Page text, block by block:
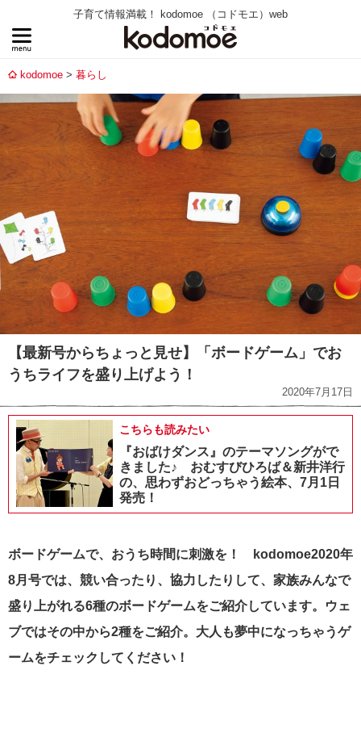
子育て情報満載！ kodomoe （コドモエ）web
kodomoe 暮らし
【最新号からちょっと見せ】「ボードゲーム」でお
うちライフを盛り上げよう！
2020年7月17日
こちらも読みたい
『おばけダンス』のテーマソングがで
きました♪ おむすびひろば＆新井洋行
の、思わずおどっちゃう絵本、7月1日
発売！
ボードゲームで、おうち時間に刺激を！ kodomoe2020年
8月号では、競い合ったり、協力したりして、家族みんなで
盛り上がれる6種のボードゲームをご紹介しています。ウェ
ブではその中から2種をご紹介。大人も夢中になっちゃうゲ
ームをチェックしてください！